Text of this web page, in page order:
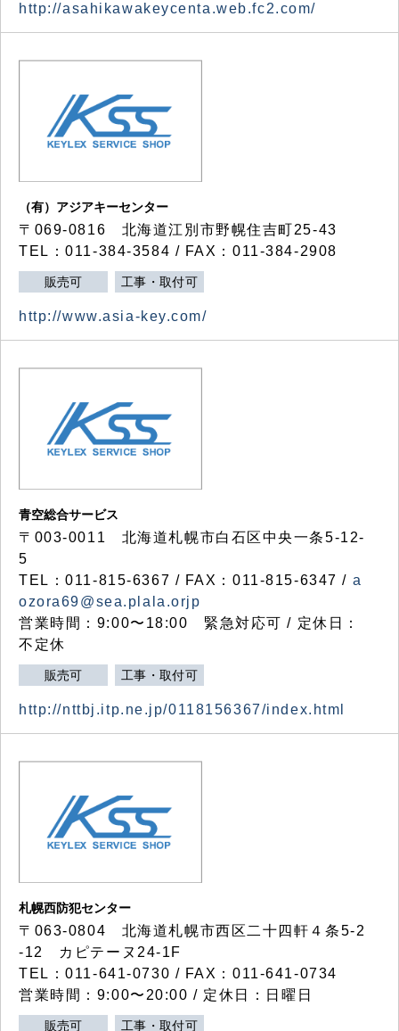
http://asahikawakeycenta.web.fc2.com/
（有）アジアキーセンター
〒069-0816 北海道江別市野幌住吉町25-43
TEL：011-384-3584 / FAX：011-384-2908
販売可 工事・取付可
http://www.asia-key.com/
青空総合サービス
〒003-0011 北海道札幌市白石区中央一条5-12-
5
TEL：011-815-6367 / FAX：011-815-6347 / a
ozora69@sea.plala.orjp
営業時間：9:00〜18:00 緊急対応可 / 定休日：
不定休
販売可 工事・取付可
http://nttbj.itp.ne.jp/0118156367/index.html
札幌西防犯センター
〒063-0804 北海道札幌市西区二十四軒４条5-2
-12 カピテーヌ24-1F
TEL：011-641-0730 / FAX：011-641-0734
営業時間：9:00〜20:00 / 定休日：日曜日
販売可 工事・取付可